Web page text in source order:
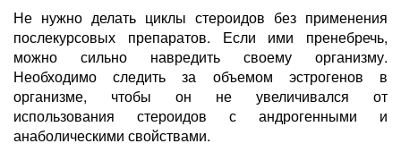
Не нужно делать циклы стероидов без применения
послекурсовых препаратов. Если ими пренебречь,
можно сильно навредить своему организму.
Необходимо следить за объемом эстрогенов в
организме, чтобы он не увеличивался от
использования стероидов с андрогенными и
анаболическими свойствами.